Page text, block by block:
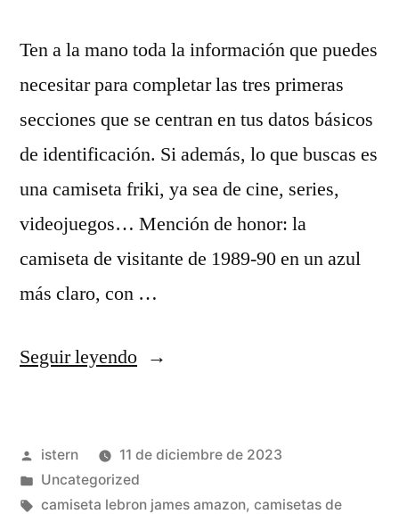
Ten a la mano toda la información que puedes
necesitar para completar las tres primeras
secciones que se centran en tus datos básicos
de identificación. Si además, lo que buscas es
una camiseta friki, ya sea de cine, series,
videojuegos… Mención de honor: la
camiseta de visitante de 1989-90 en un azul
más claro, con …
Seguir leyendo«camisetas
tailandia
barato
Publicado
por
istern
11 de diciembre de 2023
Publicado
en
Uncategorized
Etiquetas:
camiseta lebron james amazon, camisetas de